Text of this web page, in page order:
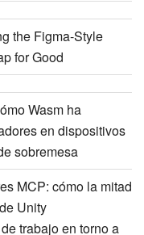
the Figma-Style
for Good
Wasm ha
en dispositivos
sobremesa
MCP: cómo la mitad
Unity
trabajo en torno a